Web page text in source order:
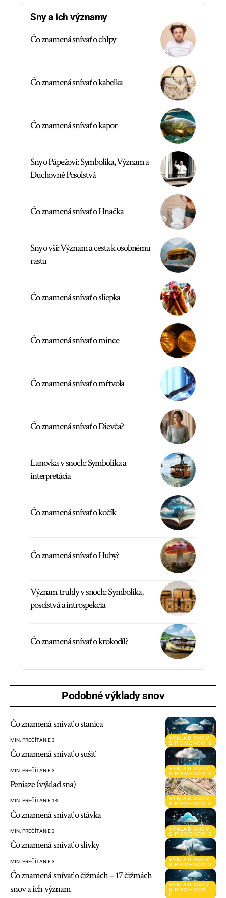
Sny a ich významy
Čo znamená snívať o chlpy
Čo znamená snívať o kabelka
Čo znamená snívať o kapor
Sny o Pápežovi: Symbolika, Význam a
Duchovné Posolstvá
Čo znamená snívať o Hnačka
Sny o vši: Význam a cesta k osobnému
rastu
Čo znamená snívať o sliepka
Čo znamená snívať o mince
Čo znamená snívať o mŕtvola
Čo znamená snívať o Dievča?
Lanovka v snoch: Symbolika a
interpretácia
Čo znamená snívať o kočík
Čo znamená snívať o Huby?
Význam truhly v snoch: Symbolika,
posolstvá a introspekcia
Čo znamená snívať o krokodíl?
Podobné výklady snov
VÝKLAD SNOV
S PÍSMENOM S
Čo znamená snívať o stanica
MIN. PREČÍTANIE 3
VÝKLAD SNOV
S PÍSMENOM S
Čo znamená snívať o sušiť
MIN. PREČÍTANIE 3
VÝKLAD SNOV
S PÍSMENOM P
Peniaze (výklad sna)
MIN. PREČÍTANIE 14
VÝKLAD SNOV
S PÍSMENOM S
Čo znamená snívať o stávka
MIN. PREČÍTANIE 3
VÝKLAD SNOV
S PÍSMENOM S
Čo znamená snívať o slivky
MIN. PREČÍTANIE 3
VÝKLAD SNOV
S PÍSMENOM
Č
Čo znamená snívať o čižmách – 17 čižmách
snov a ich význam